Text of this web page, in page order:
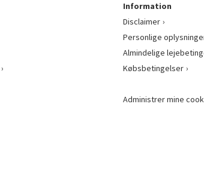
Information
Disclaimer
Personlige
Almindelige
Købsbetingelser
Administrer mine